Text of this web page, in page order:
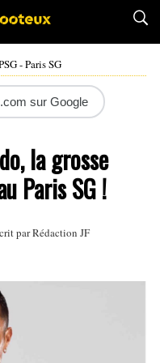
- Paris SG
sur Google
la grosse
Paris SG !
par Rédaction JF